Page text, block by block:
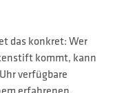
das konkret: Wer
kommt, kann
verfügbare